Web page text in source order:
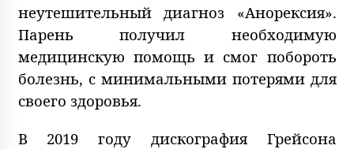
неутешительный диагноз «Анорексия».
Парень получил необходимую
медицинскую помощь и смог побороть
болезнь, с минимальными потерями для
своего здоровья.
В 2019 году дискография Грейсона